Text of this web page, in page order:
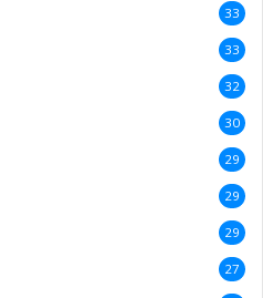
33
33
32
30
29
29
29
27